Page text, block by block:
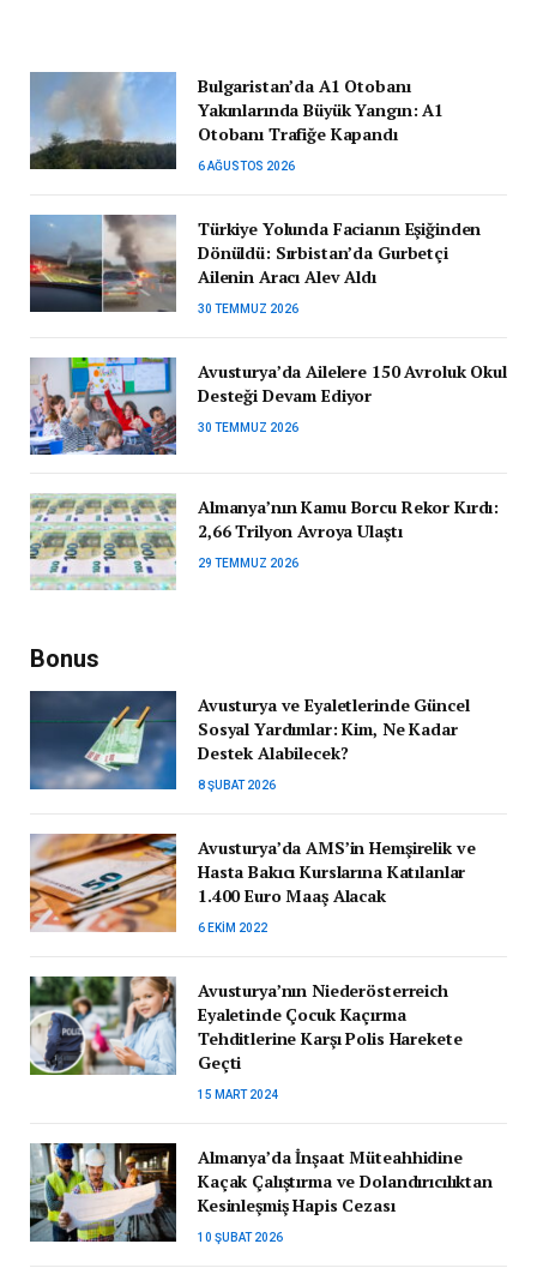
Bulgaristan’da A1 Otobanı
Yakınlarında Büyük Yangın: A1
Otobanı Trafiğe Kapandı
6 AĞUSTOS 2026
Türkiye Yolunda Facianın Eşiğinden
Dönüldü: Sırbistan’da Gurbetçi
Ailenin Aracı Alev Aldı
30 TEMMUZ 2026
Avusturya’da Ailelere 150 Avroluk Okul
Desteği Devam Ediyor
30 TEMMUZ 2026
Almanya’nın Kamu Borcu Rekor Kırdı:
2,66 Trilyon Avroya Ulaştı
29 TEMMUZ 2026
Bonus
Avusturya ve Eyaletlerinde Güncel
Sosyal Yardımlar: Kim, Ne Kadar
Destek Alabilecek?
8 ŞUBAT 2026
Avusturya’da AMS’in Hemşirelik ve
Hasta Bakıcı Kurslarına Katılanlar
1.400 Euro Maaş Alacak
6 EKIM 2022
Avusturya’nın Niederösterreich
Eyaletinde Çocuk Kaçırma
Tehditlerine Karşı Polis Harekete
Geçti
15 MART 2024
Almanya’da İnşaat Müteahhidine
Kaçak Çalıştırma ve Dolandırıcılıktan
Kesinleşmiş Hapis Cezası
10 ŞUBAT 2026